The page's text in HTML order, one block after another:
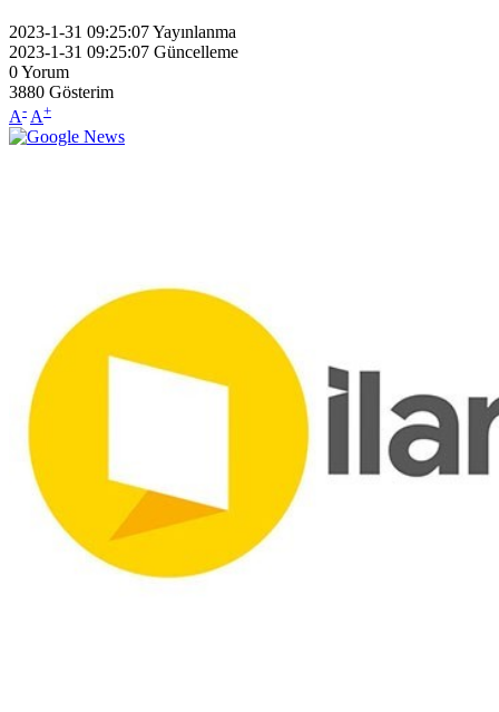
2023-1-31 09:25:07Yayınlanma
2023-1-31 09:25:07 Güncelleme
0Yorum
3880 Gösterim
A- A+